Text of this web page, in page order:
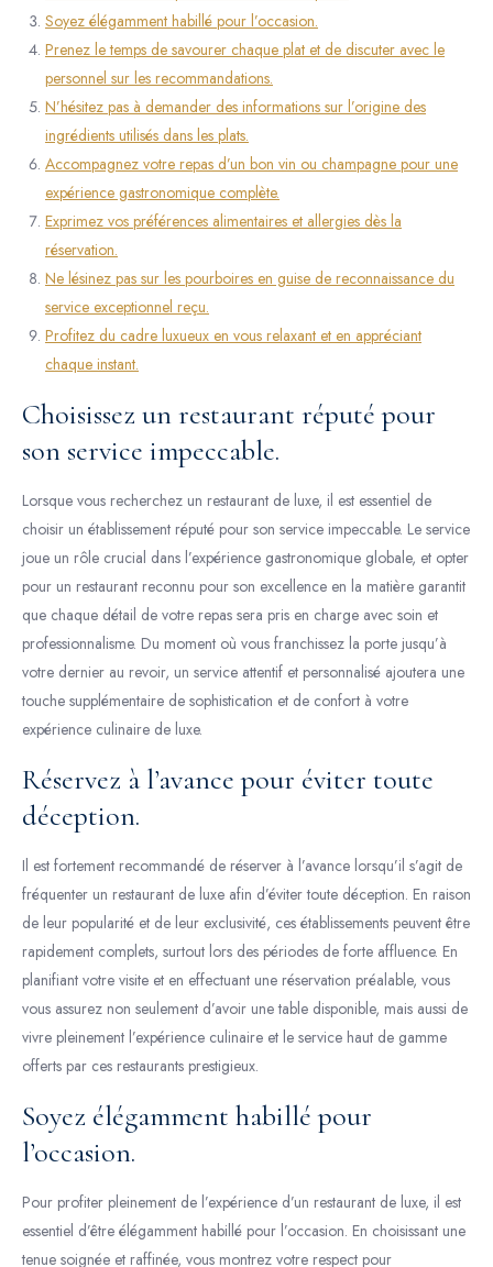
Soyez élégamment habillé pour l’occasion.
Prenez le temps de savourer chaque plat et de discuter avec le
personnel sur les recommandations.
N’hésitez pas à demander des informations sur l’origine des
ingrédients utilisés dans les plats.
Accompagnez votre repas d’un bon vin ou champagne pour une
expérience gastronomique complète.
Exprimez vos préférences alimentaires et allergies dès la
réservation.
Ne lésinez pas sur les pourboires en guise de reconnaissance du
service exceptionnel reçu.
Profitez du cadre luxueux en vous relaxant et en appréciant
chaque instant.
Choisissez un restaurant réputé pour
son service impeccable.
Lorsque vous recherchez un restaurant de luxe, il est essentiel de
choisir un établissement réputé pour son service impeccable. Le service
joue un rôle crucial dans l’expérience gastronomique globale, et opter
pour un restaurant reconnu pour son excellence en la matière garantit
que chaque détail de votre repas sera pris en charge avec soin et
professionnalisme. Du moment où vous franchissez la porte jusqu’à
votre dernier au revoir, un service attentif et personnalisé ajoutera une
touche supplémentaire de sophistication et de confort à votre
expérience culinaire de luxe.
Réservez à l’avance pour éviter toute
déception.
Il est fortement recommandé de réserver à l’avance lorsqu’il s’agit de
fréquenter un restaurant de luxe afin d’éviter toute déception. En raison
de leur popularité et de leur exclusivité, ces établissements peuvent être
rapidement complets, surtout lors des périodes de forte affluence. En
planifiant votre visite et en effectuant une réservation préalable, vous
vous assurez non seulement d’avoir une table disponible, mais aussi de
vivre pleinement l’expérience culinaire et le service haut de gamme
offerts par ces restaurants prestigieux.
Soyez élégamment habillé pour
l’occasion.
Pour profiter pleinement de l’expérience d’un restaurant de luxe, il est
essentiel d’être élégamment habillé pour l’occasion. En choisissant une
tenue soignée et raffinée, vous montrez votre respect pour